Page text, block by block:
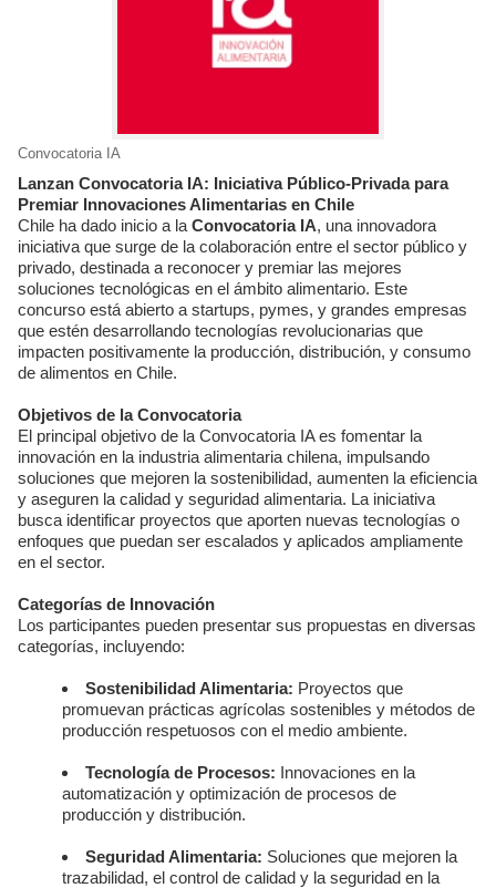
Convocatoria IA
Lanzan Convocatoria IA: Iniciativa Público-Privada para
Premiar Innovaciones Alimentarias en Chile
Chile ha dado inicio a la Convocatoria IA, una innovadora
iniciativa que surge de la colaboración entre el sector público y
privado, destinada a reconocer y premiar las mejores
soluciones tecnológicas en el ámbito alimentario. Este
concurso está abierto a startups, pymes, y grandes empresas
que estén desarrollando tecnologías revolucionarias que
impacten positivamente la producción, distribución, y consumo
de alimentos en Chile.
Objetivos de la Convocatoria
El principal objetivo de la Convocatoria IA es fomentar la
innovación en la industria alimentaria chilena, impulsando
soluciones que mejoren la sostenibilidad, aumenten la eficiencia
y aseguren la calidad y seguridad alimentaria. La iniciativa
busca identificar proyectos que aporten nuevas tecnologías o
enfoques que puedan ser escalados y aplicados ampliamente
en el sector.
Categorías de Innovación
Los participantes pueden presentar sus propuestas en diversas
categorías, incluyendo:
Sostenibilidad Alimentaria: Proyectos que
promuevan prácticas agrícolas sostenibles y métodos de
producción respetuosos con el medio ambiente.
Tecnología de Procesos: Innovaciones en la
automatización y optimización de procesos de
producción y distribución.
Seguridad Alimentaria: Soluciones que mejoren la
trazabilidad, el control de calidad y la seguridad en la